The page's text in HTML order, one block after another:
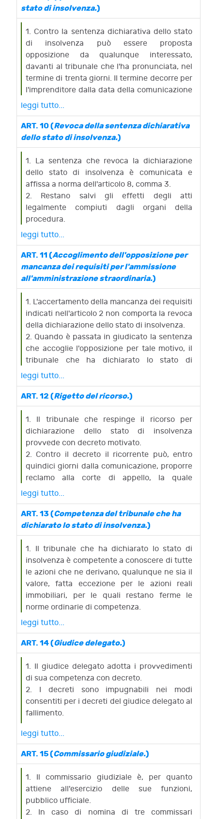
numero dei commissari è stabilito dal
tribunale.
c) ordina all'imprenditore di depositare entro
due giorni in cancelleria le scritture contabili
e i bilanci, se non vi si è provveduto a norma
dell'articolo 5, comma 2;
d) assegna ai creditori e ai terzi, che vantano
diritti reali mobiliari su beni in possesso
dell'imprenditore, un termine non inferiore a
novanta giorni e non superiore a centoventi
giorni dalla data dell'ammissione della
sentenza per la presentazione in cancelleria
delle domande;
e) stabilisce il luogo, il giorno e l'ora
dell'adunanza in cui, nel termine di trenta
giorni da quello indicato nella lettera a, si
procederà all'esame dello stato passivo
davanti al giudice delegato;
f) stabilisce se la gestione dell'impresa, fino a
quando non si proceda a norma dell'articolo
30, e' lasciata all'imprenditore insolvente o è
2. La nomina di tre commissari giudiziali è
limitata ai casi di eccezionale rilevanza e
complessità della procedura.
3. La sentenza è comunicata ed affissa nei
modi e nei termini stabiliti dall'articolo 17,
primo e secondo comma, della legge
fallimentare, salvo quanto previsto
dall'articolo 94 del presente decreto. A cura
del cancelliere, essa è altresì comunicata
entro tre giorni al Ministro dell'industria.
3-bis. Al commissario autonomamente
al coadiutore di cui egli si avvale a norma
degli articoli 19, comma 3, del presente
decreto e 32 della legge fallimentare, si
applicano le disposizioni di cui agli articoli 35,
comma 4-bis, e 35.1 del decreto legislativo 6
settembre 2011, n. 159; si osservano altresì le
disposizioni di cui all'articolo 35.2 del
predetto decreto.
stato di insolvenza.)
1. Contro la sentenza dichiarativa dello stato
di insolvenza può essere proposta
opposizione da qualunque interessato,
davanti al tribunale che l'ha pronunciata, nel
termine di trenta giorni. Il termine decorre per
l'imprenditore dalla data della comunicazione
e, per ogni altro interessato, dalla data
dell'affissione.
2. L'opposizione è proposta con atto di
citazione notificato al commissario giudiziale
e a chi ha richiesto la dichiarazione
dell'insolvenza, nonché all'imprenditore
dichiarato insolvente, se l'opponente è
soggetto diverso da quest'ultimo.
3. L'opposizione non sospende l'esecuzione
della sentenza.
leggi tutto...
ART. 10 (Revoca della sentenza dichiarativa
dello stato di insolvenza.)
1. La sentenza che revoca la dichiarazione
dello stato di insolvenza è comunicata e
affissa a norma dell'articolo 8, comma 3.
2. Restano salvi gli effetti degli atti
legalmente compiuti dagli organi della
procedura.
leggi tutto...
ART. 11 (Accoglimento dell'opposizione per
mancanza dei requisiti per l'ammissione
all'amministrazione straordinaria.)
1. L'accertamento della mancanza dei requisiti
indicati nell'articolo 2 non comporta la revoca
della dichiarazione dello stato di insolvenza.
2. Quando è passata in giudicato la sentenza
che accoglie l'opposizione per tale motivo, il
tribunale che ha dichiarato lo stato di
insolvenza dispone, con decreto, la
conversione della procedura in fallimento,
sempre che questo non sia stato già
dichiarato a norma degli articoli 30, 69 e 70.
3. Si applicano le disposizioni dell'articolo 71,
commi 2 e 3.
leggi tutto...
ART. 12 (Rigetto del ricorso.)
1. Il tribunale che respinge il ricorso per
dichiarazione dello stato di insolvenza
provvede con decreto motivato.
2. Contro il decreto il ricorrente può, entro
quindici giorni dalla comunicazione, proporre
reclamo alla corte di appello, la quale
provvede in camera di consiglio, sentiti il
reclamante e l'imprenditore.
3. La corte di appello, se accoglie il reclamo,
rimette d'ufficio gli atti al tribunale per la
dichiarazione dello stato di insolvenza.
leggi tutto...
ART. 13 (Competenza del tribunale che ha
dichiarato lo stato di insolvenza.)
1. Il tribunale che ha dichiarato lo stato di
insolvenza è competente a conoscere di tutte
le azioni che ne derivano, qualunque ne sia il
valore, fatta eccezione per le azioni reali
immobiliari, per le quali restano ferme le
norme ordinarie di competenza.
leggi tutto...
ART. 14 (Giudice delegato.)
1. Il giudice delegato adotta i provvedimenti
di sua competenza con decreto.
2. I decreti sono impugnabili nei modi
consentiti per i decreti del giudice delegato al
fallimento.
leggi tutto...
ART. 15 (Commissario giudiziale.)
1. Il commissario giudiziale è, per quanto
attiene all'esercizio delle sue funzioni,
pubblico ufficiale.
2. In caso di nomina di tre commissari